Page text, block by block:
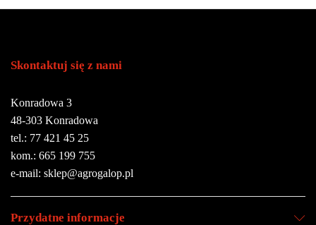
Skontaktuj się z nami
Konradowa 3
48-303 Konradowa
tel.: 77 421 45 25
kom.: 665 199 755
e-mail: sklep@agrogalop.pl
Przydatne informacje